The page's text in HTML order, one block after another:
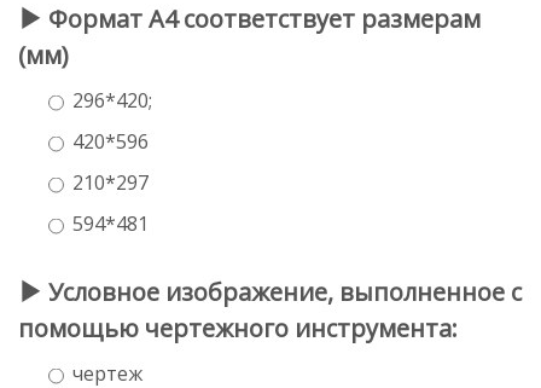
Формат А4 соответствует размерам
(мм)
296*420;
420*596
210*297
594*481
Условное изображение, выполненное с
помощью чертежного инструмента:
чертеж